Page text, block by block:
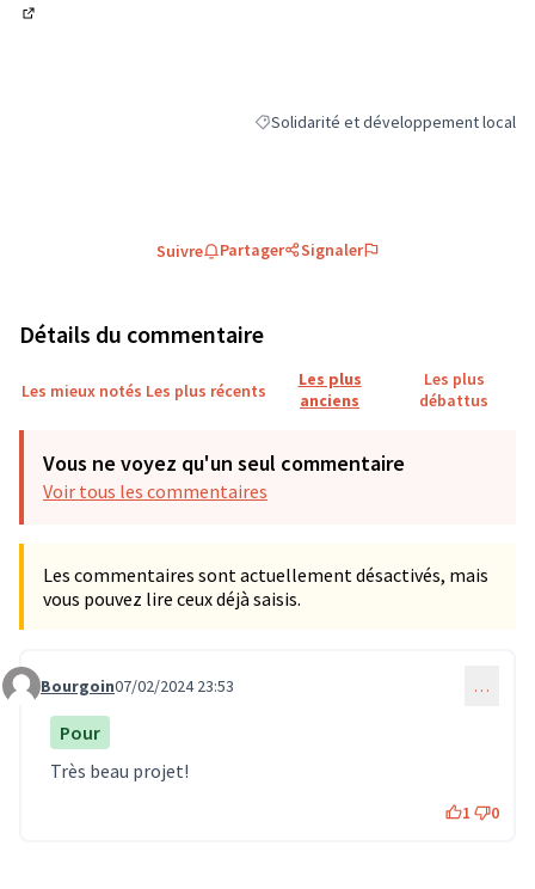
Filtrer les résultats de la catégorie :
Solidarité et développement local
Suivre Partager Signaler
Détails du commentaire
Les mieux notés Les plus récents
Les plus
anciens
Les plus
débattus
Vous ne voyez qu'un seul commentaire
Voir tous les commentaires
Les commentaires sont actuellement désactivés, mais
vous pouvez lire ceux déjà saisis.
Commentaire 507
Bourgoin07/02/2024 23:53 …
Pour
Très beau projet!
1 0